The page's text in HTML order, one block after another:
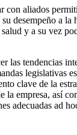
aliados
desempeño a la
y a su vez
las tendencias
legislativas
clave de la
empresa, así
adecuadas ad